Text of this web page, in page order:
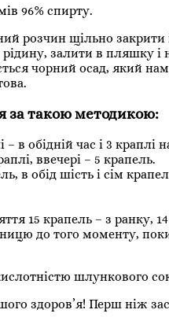
96% спирту.
розчин щільно закрити
залити в пляшку
чорний осад, який
за такою методикою:
обідній час і 3 краплі
ввечері – 5 крапель.
в обід шість і сім
15 крапель – з ранку, 14
до того моменту,
шлункового
здоров’я! Перш ніж